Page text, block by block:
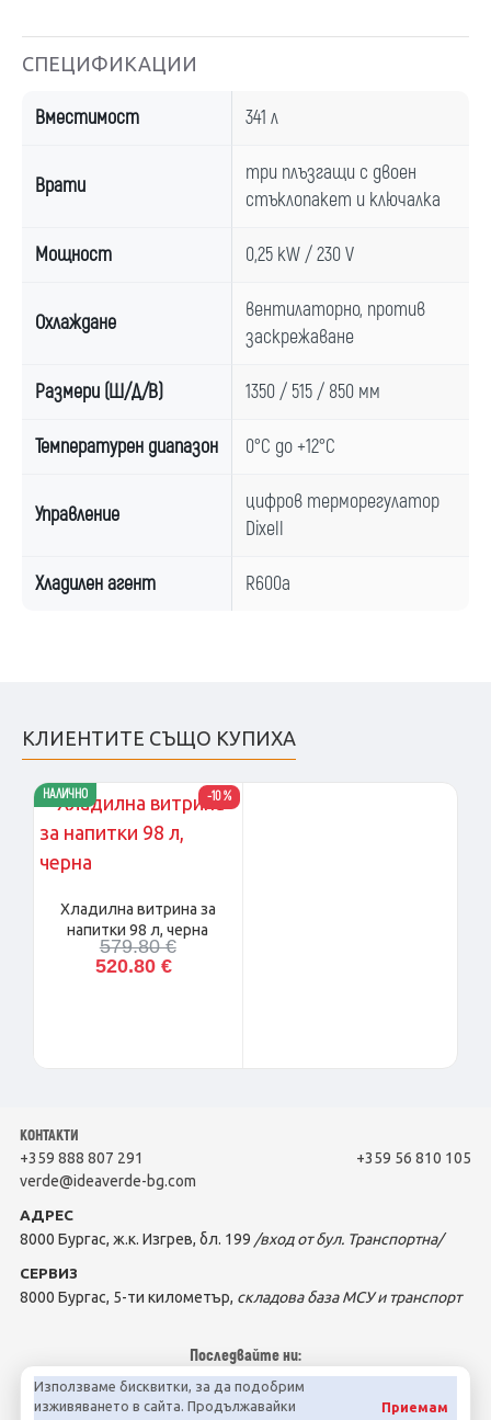
Използваме бисквитки, за да подобрим
изживяването в сайта. Продължавайки
Приемам
СПЕЦИФИКАЦИИ
Вместимост 341 л
Врати
три плъзгащи с двоен
стъклопакет и ключалка
Мощност 0,25 kW / 230 V
Охлаждане
вентилаторно, против
заскрежаване
Размери (Ш/Д/В) 1350 / 515 / 850 мм
Температурен диапазон 0°C до +12°C
Управление
цифров терморегулатор
Dixell
Хладилен агент R600a
КЛИЕНТИТЕ СЪЩО КУПИХА
-10 %
НАЛИЧНО
Хладилна витрина за
напитки 98 л, черна
520.80 €
579.80 €
КОНТАКТИ
+359 888 807 291
+359 56 810 105
verde@ideaverde-bg.com
АДРЕС
8000 Бургас, ж.к. Изгрев, бл. 199 /вход от бул. Транспортна/
СЕРВИЗ
8000 Бургас, 5-ти километър, складова база МСУ и транспорт
Последвайте ни: